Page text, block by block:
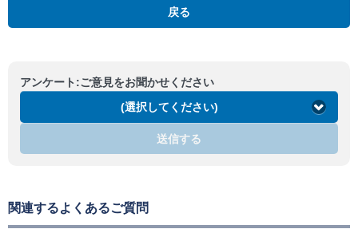
戻る
アンケート:ご意見をお聞かせください
(選択してください)
送信する
関連するよくあるご質問